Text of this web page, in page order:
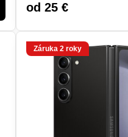
od 25 €
Záruka 2 roky